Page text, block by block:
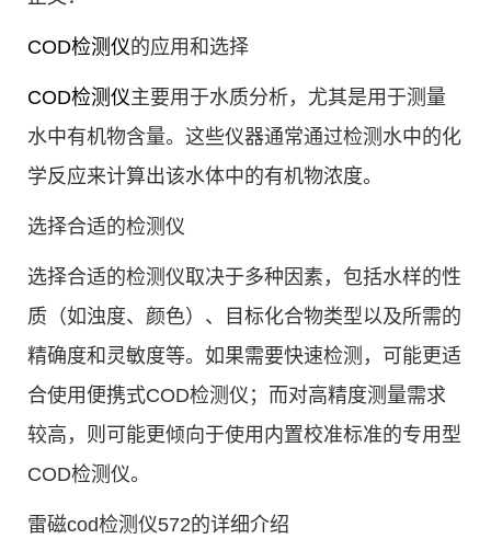
COD检测仪的应用和选择
COD检测仪主要用于水质分析，尤其是用于测量
水中有机物含量。这些仪器通常通过检测水中的化
学反应来计算出该水体中的有机物浓度。
选择合适的检测仪
选择合适的检测仪取决于多种因素，包括水样的性
质（如浊度、颜色）、目标化合物类型以及所需的
精确度和灵敏度等。如果需要快速检测，可能更适
合使用便携式COD检测仪；而对高精度测量需求
较高，则可能更倾向于使用内置校准标准的专用型
COD检测仪。
雷磁cod检测仪572的详细介绍